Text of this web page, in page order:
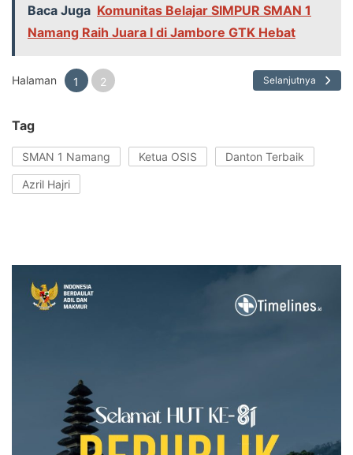
Baca Juga Komunitas Belajar SIMPUR SMAN 1
Namang Raih Juara I di Jambore GTK Hebat
Halaman 1 2 Selanjutnya
Tag
SMAN 1 Namang Ketua OSIS Danton Terbaik
Azril Hajri